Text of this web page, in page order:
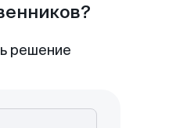
решение